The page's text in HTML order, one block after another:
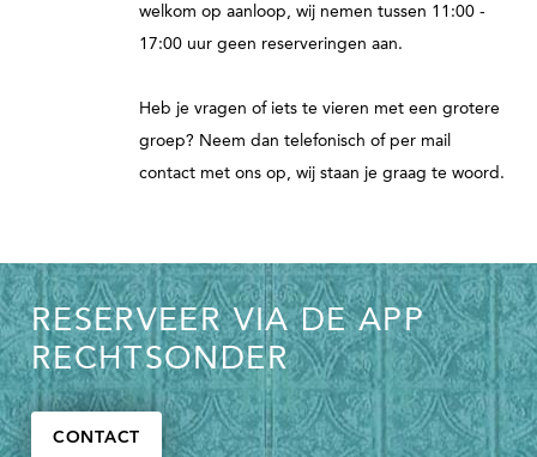
welkom op aanloop, wij nemen tussen 11:00 -
17:00 uur geen reserveringen aan.
Heb je vragen of iets te vieren met een grotere
groep? Neem dan telefonisch of per mail
contact met ons op, wij staan je graag te woord.
RESERVEER VIA DE APP
RECHTSONDER
CONTACT